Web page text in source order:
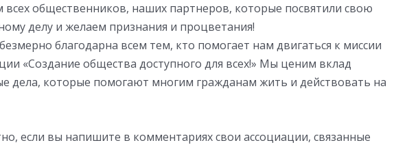
общественников, наших партнеров, которые посвятили свою
делу и желаем признания и процветания!
благодарна всем тем, кто помогает нам двигаться к миссии
«Создание общества доступного для всех!» Мы ценим вклад
дела, которые помогают многим гражданам жить и действовать на
если вы напишите в комментариях свои ассоциации, связанные